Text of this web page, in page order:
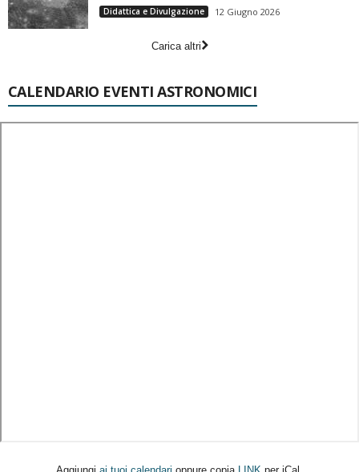
Didattica e Divulgazione 12 Giugno 2026
Carica altri
CALENDARIO EVENTI ASTRONOMICI